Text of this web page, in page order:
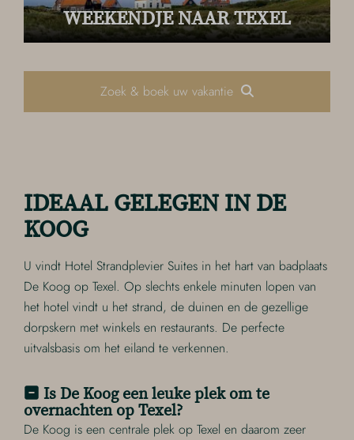
WEEKENDJE NAAR TEXEL
Zoek & boek uw vakantie
IDEAAL GELEGEN IN DE
KOOG
U vindt Hotel Strandplevier Suites in het hart van badplaats
De Koog op Texel. Op slechts enkele minuten lopen van
het hotel vindt u het strand, de duinen en de gezellige
dorpskern met winkels en restaurants. De perfecte
uitvalsbasis om het eiland te verkennen.
Is De Koog een leuke plek om te
overnachten op Texel?
De Koog is een centrale plek op Texel en daarom zeer